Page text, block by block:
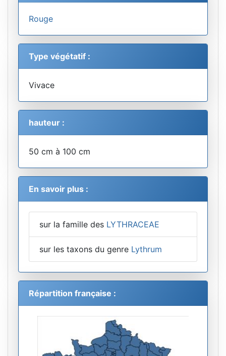
Rouge
Type végétatif :
Vivace
hauteur :
50 cm à 100 cm
En savoir plus :
sur la famille des LYTHRACEAE
sur les taxons du genre Lythrum
Répartition française :